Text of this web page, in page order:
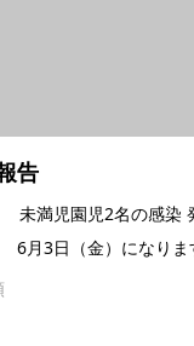
告
園児2名の感染
6月3日（金）になりま